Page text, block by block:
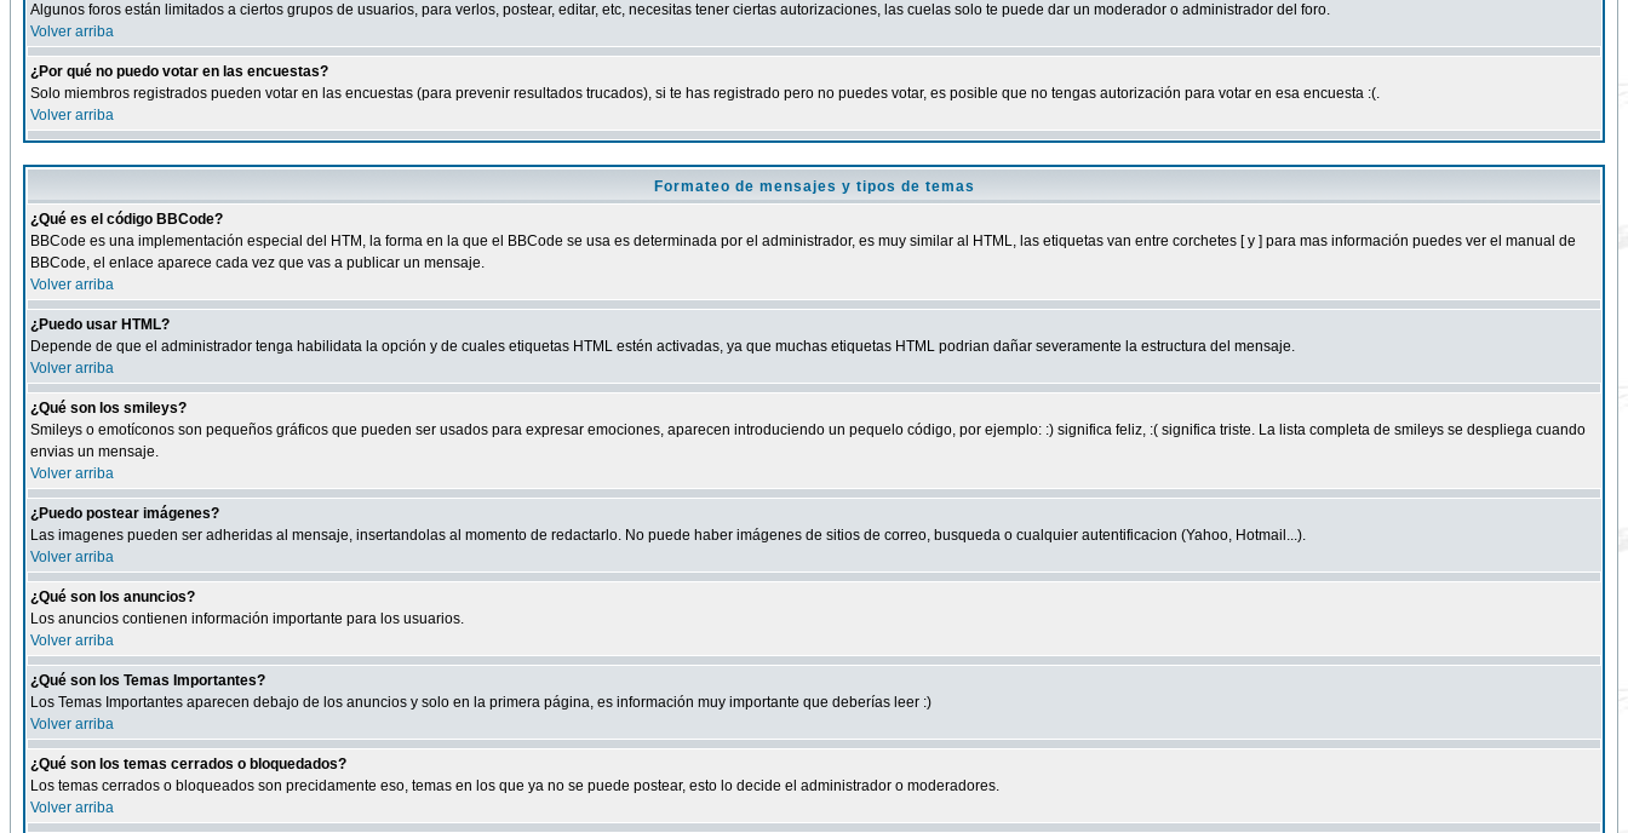
Algunos foros están limitados a ciertos grupos de usuarios, para verlos, postear, editar, etc, necesitas tener ciertas autorizaciones, las cuelas solo te puede dar un moderador o administrador del foro.
Volver arriba
¿Por qué no puedo votar en las encuestas?
Solo miembros registrados pueden votar en las encuestas (para prevenir resultados trucados), si te has registrado pero no puedes votar, es posible que no tengas autorización para votar en esa encuesta :(.
Volver arriba
Formateo de mensajes y tipos de temas
¿Qué es el código BBCode?
BBCode es una implementación especial del HTM, la forma en la que el BBCode se usa es determinada por el administrador, es muy similar al HTML, las etiquetas van entre corchetes [ y ] para mas información puedes ver el manual de
BBCode, el enlace aparece cada vez que vas a publicar un mensaje.
Volver arriba
¿Puedo usar HTML?
Depende de que el administrador tenga habilidata la opción y de cuales etiquetas HTML estén activadas, ya que muchas etiquetas HTML podrian dañar severamente la estructura del mensaje.
Volver arriba
¿Qué son los smileys?
Smileys o emotíconos son pequeños gráficos que pueden ser usados para expresar emociones, aparecen introduciendo un pequelo código, por ejemplo: :) significa feliz, :( significa triste. La lista completa de smileys se despliega cuando
envias un mensaje.
Volver arriba
¿Puedo postear imágenes?
Las imagenes pueden ser adheridas al mensaje, insertandolas al momento de redactarlo. No puede haber imágenes de sitios de correo, busqueda o cualquier autentificacion (Yahoo, Hotmail...).
Volver arriba
¿Qué son los anuncios?
Los anuncios contienen información importante para los usuarios.
Volver arriba
¿Qué son los Temas Importantes?
Los Temas Importantes aparecen debajo de los anuncios y solo en la primera página, es información muy importante que deberías leer :)
Volver arriba
¿Qué son los temas cerrados o bloquedados?
Los temas cerrados o bloqueados son precidamente eso, temas en los que ya no se puede postear, esto lo decide el administrador o moderadores.
Volver arriba